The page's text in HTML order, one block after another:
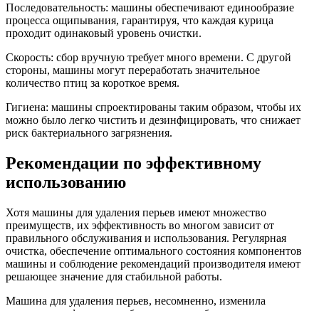
Последовательность: машины обеспечивают единообразие
процесса ощипывания, гарантируя, что каждая курица
проходит одинаковый уровень очистки.
Скорость: сбор вручную требует много времени. С другой
стороны, машины могут переработать значительное
количество птиц за короткое время.
Гигиена: машины спроектированы таким образом, чтобы их
можно было легко чистить и дезинфицировать, что снижает
риск бактериального загрязнения.
Рекомендации по эффективному
использованию
Хотя машины для удаления перьев имеют множество
преимуществ, их эффективность во многом зависит от
правильного обслуживания и использования. Регулярная
очистка, обеспечение оптимального состояния компонентов
машины и соблюдение рекомендаций производителя имеют
решающее значение для стабильной работы.
Машина для удаления перьев, несомненно, изменила